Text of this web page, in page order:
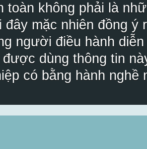
toàn không phải là
đây mặc nhiên đồng ý
người điều hành
được dùng thông tin
có bằng hành